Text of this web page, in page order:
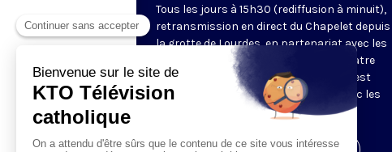
Tous les jours à 15h30 (rediffusion à minuit),
retransmission en direct du Chapelet depuis
la grotte de Lourdes, en partenariat avec les
Sanctuaires. Chaque jour, l'une des quatre
méditations des mystères du Rosaire est
proposée en communion de prière avec les